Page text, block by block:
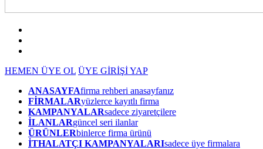
HEMEN ÜYE OL ÜYE GİRİŞİ YAP
ANASAYFAfirma rehberi anasayfanız
FİRMALARyüzlerce kayıtlı firma
KAMPANYALARsadece ziyaretçilere
İLANLARgüncel seri ilanlar
ÜRÜNLERbinlerce firma ürünü
İTHALATÇI KAMPANYALARIsadece üye firmalara